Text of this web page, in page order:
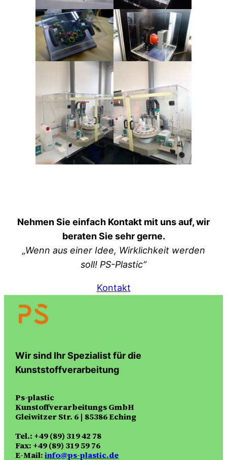
Nehmen Sie einfach Kontakt mit uns auf, wir
beraten Sie sehr gerne.
„Wenn aus einer Idee, Wirklichkeit werden
soll! PS-Plastic“
Kontakt
Wir sind Ihr Spezialist für die
Kunststoffverarbeitung
Ps-plastic
Kunstoffverarbeitungs GmbH
Gleiwitzer Str. 6 | 85386 Eching
Tel.: +49 (89) 319 42 78
Fax: +49 (89) 319 59 76
E-Mail:info@ps-plastic.de